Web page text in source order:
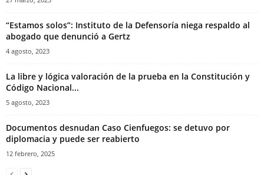
“Estamos solos”: Instituto de la Defensoría niega respaldo al
abogado que denunció a Gertz
4 agosto, 2023
La libre y lógica valoración de la prueba en la Constitución y
Código Nacional...
5 agosto, 2023
Documentos desnudan Caso Cienfuegos: se detuvo por
diplomacia y puede ser reabierto
12 febrero, 2025